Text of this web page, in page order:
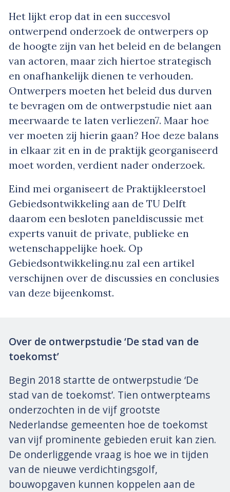
Het lijkt erop dat in een succesvol
ontwerpend onderzoek de ontwerpers op
de hoogte zijn van het beleid en de belangen
van actoren, maar zich hiertoe strategisch
en onafhankelijk dienen te verhouden.
Ontwerpers moeten het beleid dus durven
te bevragen om de ontwerpstudie niet aan
meerwaarde te laten verliezen7. Maar hoe
ver moeten zij hierin gaan? Hoe deze balans
in elkaar zit en in de praktijk georganiseerd
moet worden, verdient nader onderzoek.
Eind mei organiseert de Praktijkleerstoel
Gebiedsontwikkeling aan de TU Delft
daarom een besloten paneldiscussie met
experts vanuit de private, publieke en
wetenschappelijke hoek. Op
Gebiedsontwikkeling.nu zal een artikel
verschijnen over de discussies en conclusies
van deze bijeenkomst.
Over de ontwerpstudie ‘De stad van de
toekomst’
Begin 2018 startte de ontwerpstudie ‘De
stad van de toekomst’. Tien ontwerpteams
onderzochten in de vijf grootste
Nederlandse gemeenten hoe de toekomst
van vijf prominente gebieden eruit kan zien.
De onderliggende vraag is hoe we in tijden
van de nieuwe verdichtingsgolf,
bouwopgaven kunnen koppelen aan de